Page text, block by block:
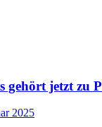
gehört jetzt zu
2025